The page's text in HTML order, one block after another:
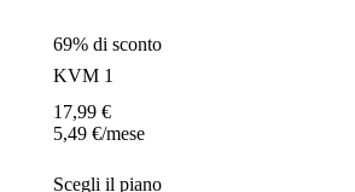
69% di sconto
KVM 1
17,99 €
5,49 €/mese
Scegli il piano